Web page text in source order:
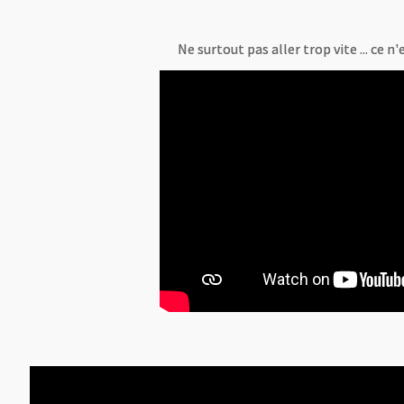
Ne surtout pas aller trop vite ... ce
Ne surtout pas aller trop vite ... ce